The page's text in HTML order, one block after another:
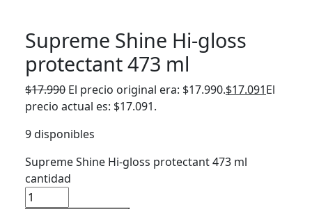
Supreme Shine Hi-gloss
protectant 473 ml
$17.990 El precio original era: $17.990.$17.091El
precio actual es: $17.091.
9 disponibles
Supreme Shine Hi-gloss protectant 473 ml
cantidad